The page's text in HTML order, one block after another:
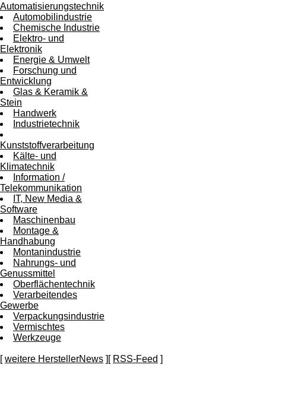
Automatisierungstechnik
Automobilindustrie
Chemische Industrie
Elektro- und
Elektronik
Energie & Umwelt
Forschung und
Entwicklung
Glas & Keramik &
Stein
Handwerk
Industrietechnik
Kunststoffverarbeitung
Kälte- und
Klimatechnik
Information /
Telekommunikation
IT, New Media &
Software
Maschinenbau
Montage &
Handhabung
Montanindustrie
Nahrungs- und
Genussmittel
Oberflächentechnik
Verarbeitendes
Gewerbe
Verpackungsindustrie
Vermischtes
Werkzeuge
[weitere HerstellerNews ][ RSS-Feed ]